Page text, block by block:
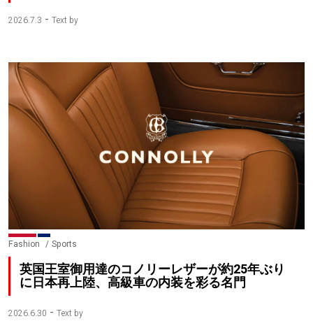
2026.7.3 - Text by
Fashion Sports
英国王室御用達のコノリーレザーが約25年ぶり
に日本再上陸、高級車の内装を彩る名門
2026.6.30 - Text by